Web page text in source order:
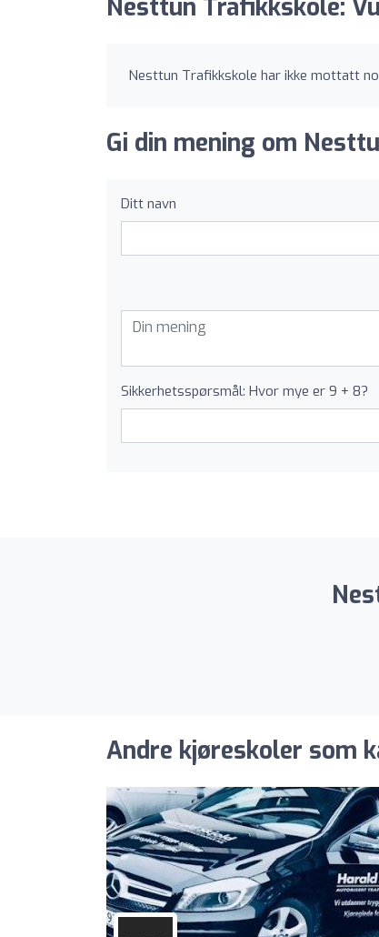
Nesttun Trafikkskole:
Nesttun Trafikkskole har ikke mottatt
Gi din mening om
Ditt navn
Sikkerhetsspørsmål: Hvor mye er 9 + 8?
Andre kjøreskoler som